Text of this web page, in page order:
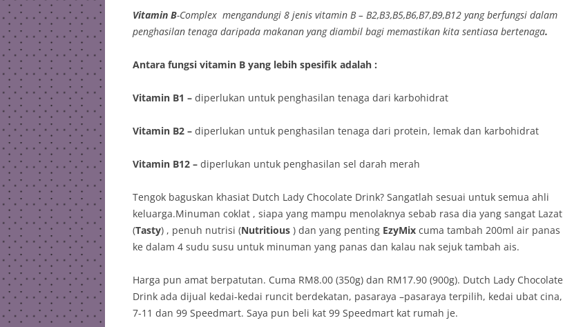
Vitamin B-Complex mengandungi 8 jenis vitamin B – B2,B3,B5,B6,B7,B9,B12 yang berfungsi dalam
penghasilan tenaga daripada makanan yang diambil bagi memastikan kita sentiasa bertenaga.
Antara fungsi vitamin B yang lebih spesifik adalah :
Vitamin B1 – diperlukan untuk penghasilan tenaga dari karbohidrat
Vitamin B2 – diperlukan untuk penghasilan tenaga dari protein, lemak dan karbohidrat
Vitamin B12 – diperlukan untuk penghasilan sel darah merah
Tengok baguskan khasiat Dutch Lady Chocolate Drink? Sangatlah sesuai untuk semua ahli
keluarga.Minuman coklat , siapa yang mampu menolaknya sebab rasa dia yang sangat Lazat
(Tasty) , penuh nutrisi (Nutritious ) dan yang penting EzyMix cuma tambah 200ml air panas
ke dalam 4 sudu susu untuk minuman yang panas dan kalau nak sejuk tambah ais.
Harga pun amat berpatutan. Cuma RM8.00 (350g) dan RM17.90 (900g). Dutch Lady Chocolate
Drink ada dijual kedai-kedai runcit berdekatan, pasaraya –pasaraya terpilih, kedai ubat cina,
7-11 dan 99 Speedmart. Saya pun beli kat 99 Speedmart kat rumah je.